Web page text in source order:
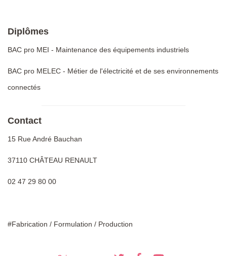
Diplômes
BAC pro MEI - Maintenance des équipements industriels
BAC pro MELEC - Métier de l'électricité et de ses environnements
connectés
Contact
15 Rue André Bauchan
37110 CHÂTEAU RENAULT
02 47 29 80 00
#Fabrication / Formulation / Production